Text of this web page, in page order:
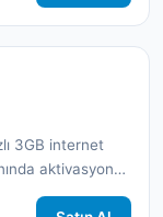
3GB internet
aktivasyon